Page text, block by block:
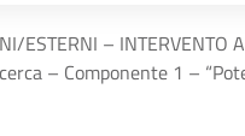
ESTERNI –
– Componente 1 –